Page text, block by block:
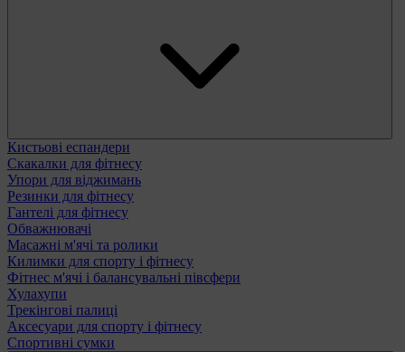
Кистьові еспандери
Скакалки для фітнесу
Упори для віджимань
Резинки для фітнесу
Гантелі для фітнесу
Обважнювачі
Масажні м'ячі та ролики
Килимки для спорту і фітнесу
Фітнес м'ячі і балансувальні півсфери
Хулахупи
Трекінгові палиці
Аксесуари для спорту і фітнесу
Спортивні сумки